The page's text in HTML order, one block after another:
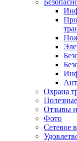
Охрана
Отзывы
Фото
Сетевое